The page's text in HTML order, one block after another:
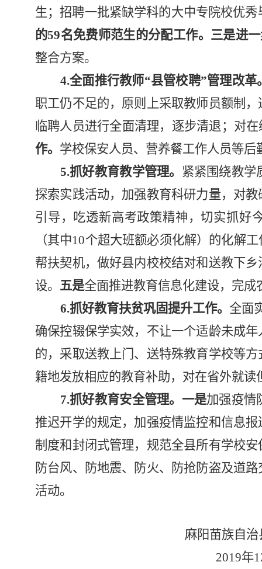
生；招聘一批紧缺学科的大中专院校优
的59名免费师范生的分配工作。三是进
整合方案。
4.全面推行教师“县管校聘”管理改革
职工仍不足的，原则上采取教师员额制
临聘人员进行全面清理，逐步清退；对
作。 学校保安人员、营养餐工作人员等
5.抓好教育教学管理。 紧紧围绕教学
探索实践活动，加强教育科研力量，对
引导， 吃透新高考政策精神，切实抓好
（其中10个超大班额必须化解）的化解
帮扶契机，做好县内校校结对和 送教下
设。 五是全面推进教育信息化建设，完
6.抓好教育扶贫巩固提升工作。 全面
确保控辍保学实效，不让一个适龄未成
的，采取送教上门、送特殊教育学校等
籍地发放相应的教育补助，对在省外就
7.抓好教育安全管理。 一是加强疫情
推迟开学的规定，加强疫情监控和信息
制度和封闭式管理，规范全县所有学校安
防台风、防地震、防火、防抢防盗及道
活动。
麻阳苗族自
2019年